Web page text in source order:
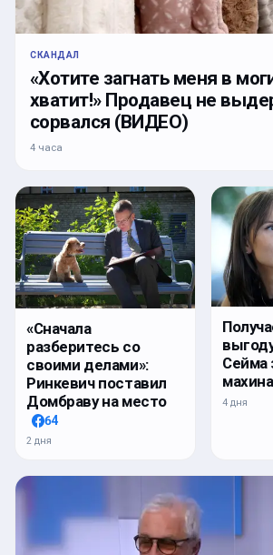
СКАНДАЛ
«Хотите загнать меня в
хватит!» Продавец не
сорвался (ВИДЕО)
4 часа
«Сначала
разберитесь со
своими делами»:
Ринкевич поставил
Домбраву на место
64
2 дня
Сейма
4 дня